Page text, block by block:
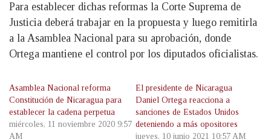
Para establecer dichas reformas la Corte Suprema de
Justicia deberá trabajar en la propuesta y luego remitirla
a la Asamblea Nacional para su aprobación, donde
Ortega mantiene el control por los diputados oficialistas.
Asamblea Nacional reforma
Constitución de Nicaragua para
establecer la cadena perpetua
miércoles, 11 noviembre 2020 9:57
AM
El presidente de Nicaragua
Daniel Ortega reacciona a
sanciones de Estados Unidos
deteniendo a más opositores
jueves, 10 junio 2021 10:57 AM